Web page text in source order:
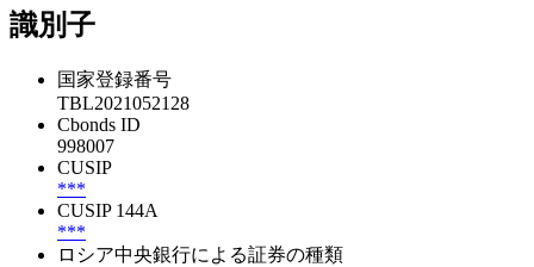
識別子
国家登録番号
TBL2021052128
Cbonds ID
998007
CUSIP
***
CUSIP 144A
***
ロシア中央銀行による証券の種類